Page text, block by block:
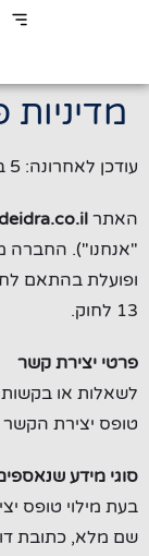
מדיניות
עודכן לאחרונה: 5 בספטמבר 2025
האתר
"אנחנו").
13 לחוק.
פרטי יצירת קשר
לשאלות או בקשות
טופס יצירת
סוגי מידע
בעת מילוי טופס
שם מלא, כתובת